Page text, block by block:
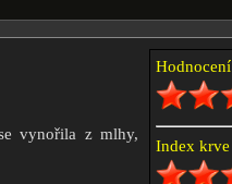
Hodnocení
Index krve
vynořila z mlhy,